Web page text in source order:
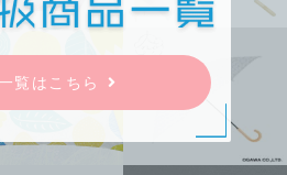
覧はこちら